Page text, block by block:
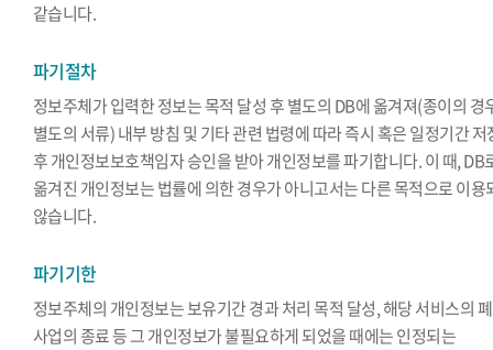
같습니다.
파기절차
정보주체가 입력한 정보는 목적 달성 후 별도의 DB에 옮겨져(종이의 경
별도의 서류) 내부 방침 및 기타 관련 법령에 따라 즉시 혹은 일정기간 저
후 개인정보보호책임자 승인을 받아 개인정보를 파기합니다. 이 때, DB
옮겨진 개인정보는 법률에 의한 경우가 아니고서는 다른 목적으로 이용
않습니다.
파기기한
정보주체의 개인정보는 보유기간 경과 처리 목적 달성, 해당 서비스의
사업의 종료 등 그 개인정보가 불필요하게 되었을 때에는 인정되는